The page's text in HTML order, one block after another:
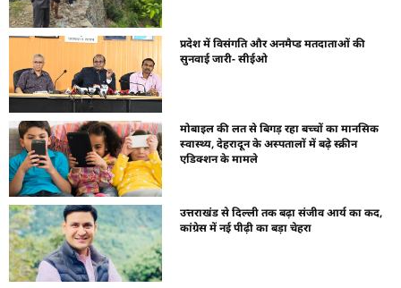
प्रदेश में विसंगति और अनमैप्ड मतदाताओं की
सुनवाई जारी- सीईओ
मोबाइल की लत से बिगड़ रहा बच्चों का मानसिक
स्वास्थ्य, देहरादून के अस्पतालों में बढ़े स्क्रीन
एडिक्शन के मामले
उत्तराखंड से दिल्ली तक बढ़ा संजीव आर्य का कद,
कांग्रेस में नई पीढ़ी का बड़ा चेहरा